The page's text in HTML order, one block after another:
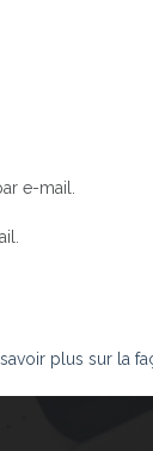
e-mail.
savoir plus sur la